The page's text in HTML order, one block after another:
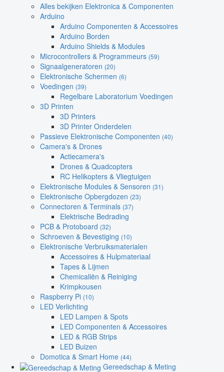
Alles bekijken Elektronica & Componenten
Arduino
Arduino Componenten & Accessoires
Arduino Borden
Arduino Shields & Modules
Microcontrollers & Programmeurs (59)
Signaalgeneratoren (20)
Elektronische Schermen (6)
Voedingen (39)
Regelbare Laboratorium Voedingen
3D Printen
3D Printers
3D Printer Onderdelen
Passieve Elektronische Componenten (40)
Camera's & Drones
Actiecamera's
Drones & Quadcopters
RC Helikopters & Vliegtuigen
Elektronische Modules & Sensoren (31)
Elektronische Opbergdozen (23)
Connectoren & Terminals (37)
Elektrische Bedrading
PCB & Protoboard (32)
Schroeven & Bevestiging (10)
Elektronische Verbruiksmaterialen
Accessoires & Hulpmateriaal
Tapes & Lijmen
Chemicaliën & Reiniging
Krimpkousen
Raspberry Pi (10)
LED Verlichting
LED Lampen & Spots
LED Componenten & Accessoires
LED & RGB Strips
LED Buizen
Domotica & Smart Home (44)
Gereedschap & Meting